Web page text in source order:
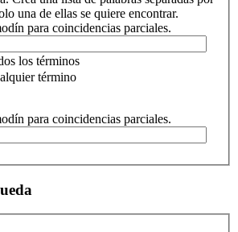
una de ellas se quiere encontrar.
para coincidencias parciales.
los términos
término
para coincidencias parciales.